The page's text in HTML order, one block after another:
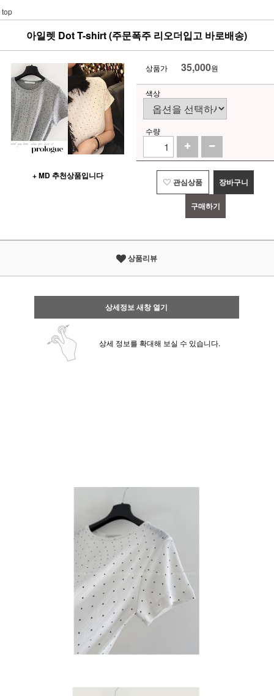
top
아일렛 Dot T-shirt (주문폭주 리오더입고 바로배송)
+ MD 추천상품입니다
상품가 35,000원
색상
수량
관심상품 장바구니
구매하기
상품리뷰
상세정보 새창 열기
상세 정보를 확대해 보실 수 있습니다.